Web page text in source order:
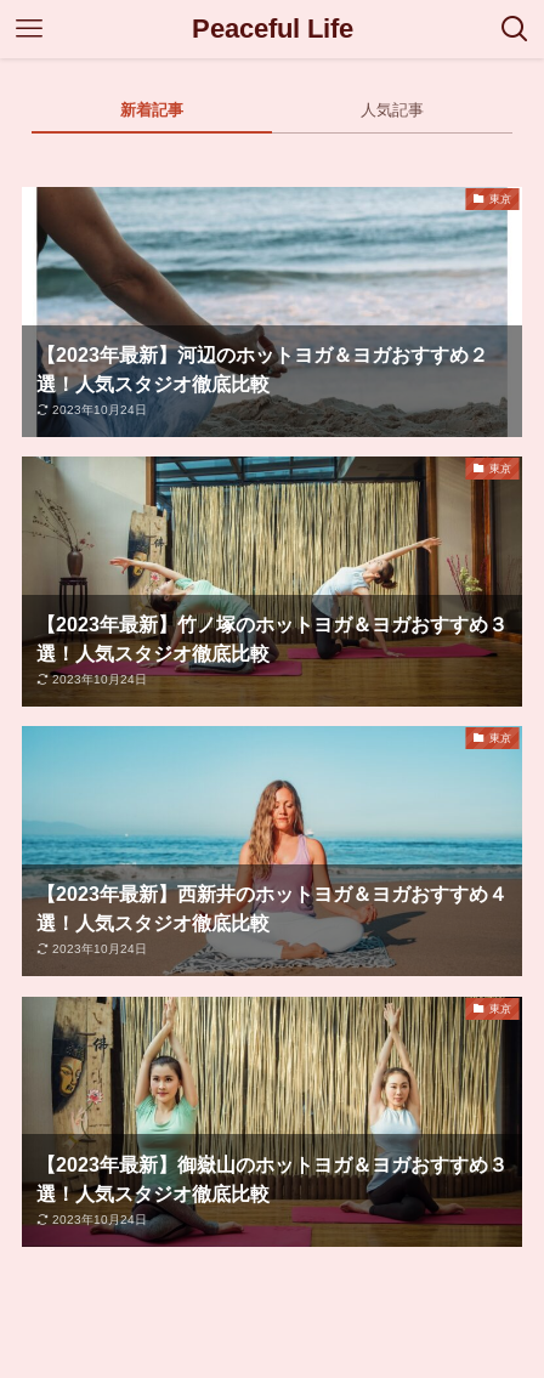
Peaceful Life
新着記事 人気記事
東京
【2023年最新】河辺のホットヨガ＆ヨガおすすめ２
選！人気スタジオ徹底比較
2023年10月24日
東京
【2023年最新】竹ノ塚のホットヨガ＆ヨガおすすめ３
選！人気スタジオ徹底比較
2023年10月24日
東京
【2023年最新】西新井のホットヨガ＆ヨガおすすめ４
選！人気スタジオ徹底比較
2023年10月24日
東京
【2023年最新】御嶽山のホットヨガ＆ヨガおすすめ３
選！人気スタジオ徹底比較
2023年10月24日